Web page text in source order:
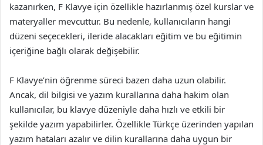
kazanırken, F Klavye için özellikle hazırlanmış özel kurslar ve
materyaller mevcuttur. Bu nedenle, kullanıcıların hangi
düzeni seçecekleri, ileride alacakları eğitim ve bu eğitimin
içeriğine bağlı olarak değişebilir.
F Klavye’nin öğrenme süreci bazen daha uzun olabilir.
Ancak, dil bilgisi ve yazım kurallarına daha hakim olan
kullanıcılar, bu klavye düzeniyle daha hızlı ve etkili bir
şekilde yazım yapabilirler. Özellikle Türkçe üzerinden yapılan
yazım hataları azalır ve dilin kurallarına daha uygun bir